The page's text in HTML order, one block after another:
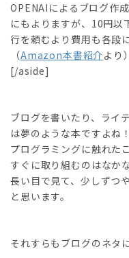
OPENAIによるブログ作
にもよりますが、10円以
行を頼むより費用も各段
（Amazon本書紹介より）
[/aside]
ブログを書いたり、ライ
は夢のような本ですよね
プログラミングに触れた
すぐに取り組むのはなか
長い目で見て、少しずつ
と思います。
それすらもブログのネタ